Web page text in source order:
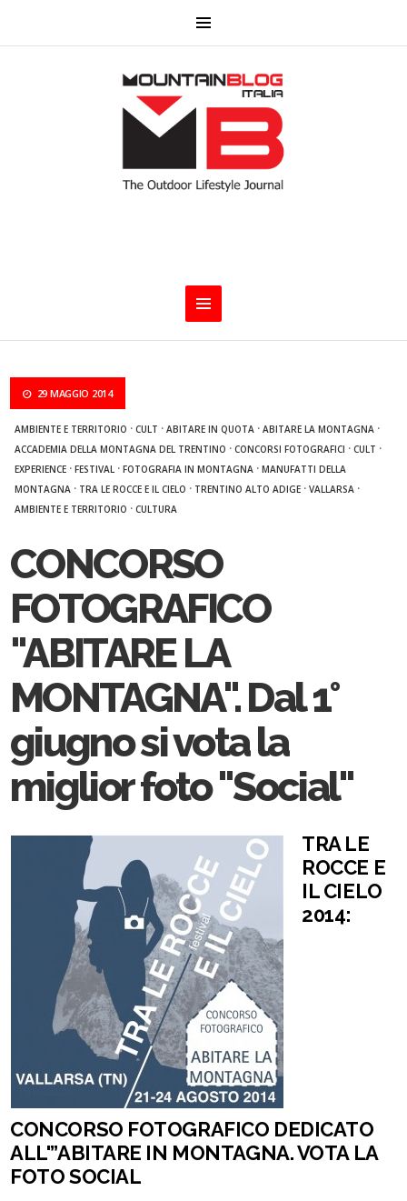
29 MAGGIO 2014
AMBIENTE E TERRITORIO ·CULT ·ABITARE IN QUOTA ·ABITARE LA MONTAGNA ·
ACCADEMIA DELLA MONTAGNA DEL TRENTINO ·CONCORSI FOTOGRAFICI ·CULT ·
EXPERIENCE ·FESTIVAL ·FOTOGRAFIA IN MONTAGNA ·MANUFATTI DELLA
MONTAGNA · TRA LE ROCCE E IL CIELO · TRENTINO ALTO ADIGE ·VALLARSA ·
AMBIENTE E TERRITORIO ·CULTURA
CONCORSO
FOTOGRAFICO
"ABITARE LA
MONTAGNA". Dal 1°
giugno si vota la
miglior foto "Social"
TRA LE
ROCCE E
IL CIELO
2014:
CONCORSO FOTOGRAFICO DEDICATO
ALL'”ABITARE IN MONTAGNA. VOTA LA
FOTO SOCIAL